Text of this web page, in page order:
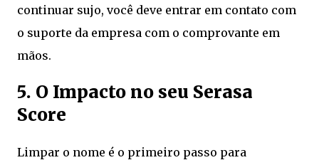
continuar sujo, você deve entrar em contato com
o suporte da empresa com o comprovante em
mãos.
5. O Impacto no seu Serasa
Score
Limpar o nome é o primeiro passo para